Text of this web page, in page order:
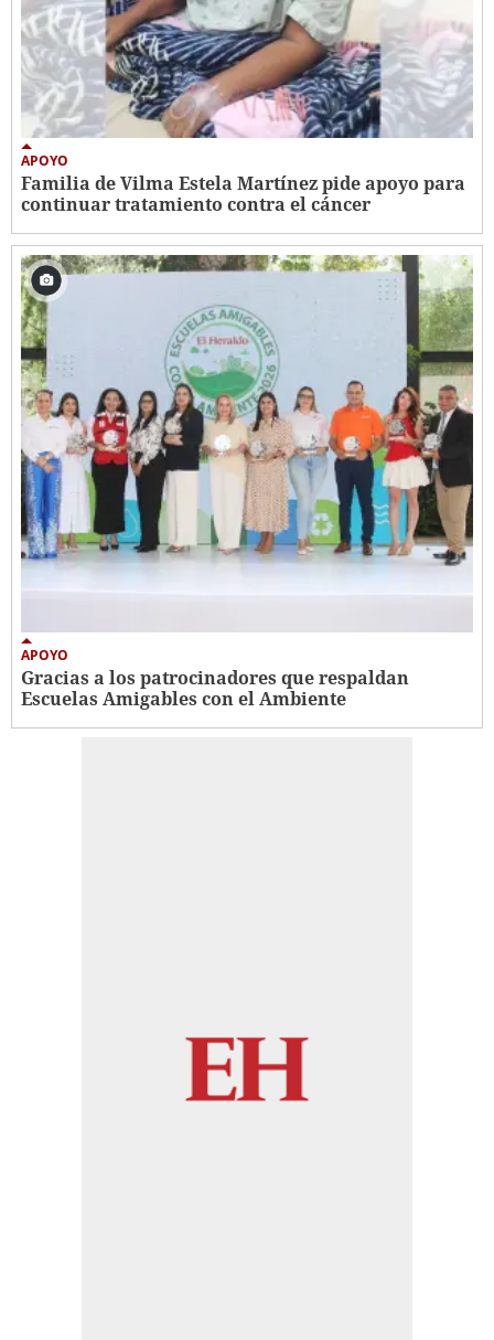
APOYO
Familia de Vilma Estela Martínez pide apoyo para
continuar tratamiento contra el cáncer
APOYO
Gracias a los patrocinadores que respaldan
Escuelas Amigables con el Ambiente